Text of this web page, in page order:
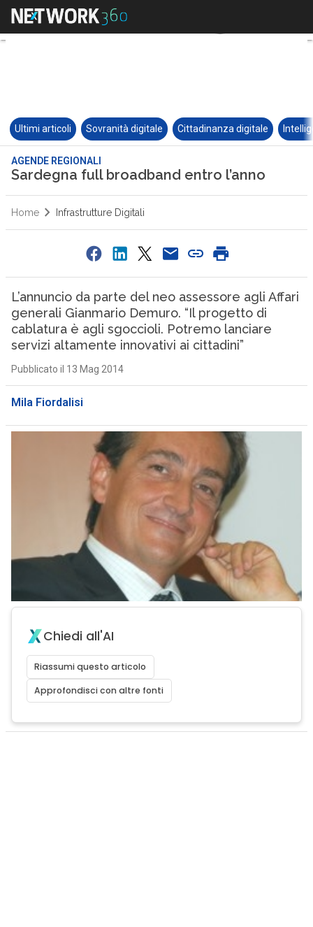
Ultimi articoli Sovranità digitale Cittadinanza digitale
AGENDE REGIONALI
Sardegna full broadband entro l’anno
Home Infrastrutture Digitali
L’annuncio da parte del neo assessore agli Affari
generali Gianmario Demuro. “Il progetto di
cablatura è agli sgoccioli. Potremo lanciare
servizi altamente innovativi ai cittadini”
Pubblicato il 13 Mag 2014
Mila Fiordalisi
Chiedi all'AI
Riassumi questo articolo
Approfondisci con altre fonti